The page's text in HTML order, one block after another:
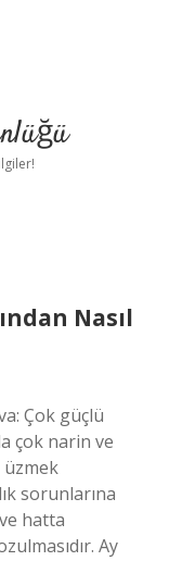
Nasıl
Çok güçlü
çok narin ve
üzmek
sorunlarına
hatta
Ay